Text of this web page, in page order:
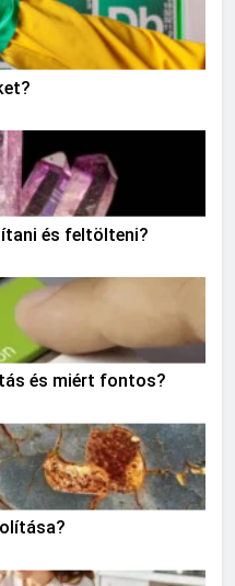
és feltölteni?
és miért fontos?